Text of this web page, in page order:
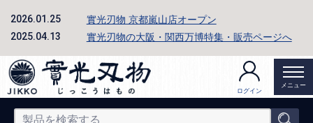
2026.01.25 實光刃物 京都嵐山店オープン
2025.04.13 實光刃物の大阪・関西万博特集・販売ページへ
ログイン
メニュー